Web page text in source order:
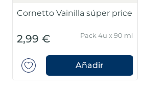
Cornetto Vainilla súper price
2,99 € Pack 4u x 90 ml
Añadir